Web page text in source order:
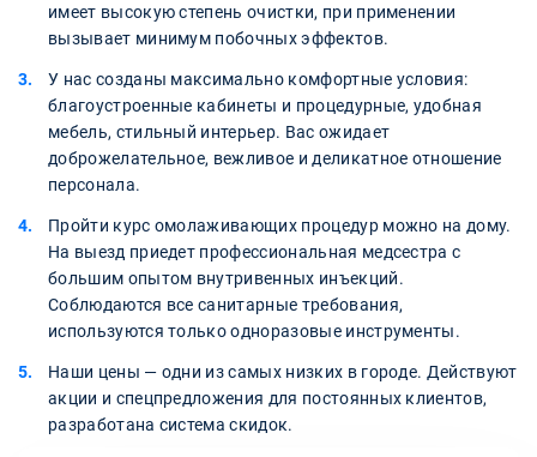
имеет высокую степень очистки, при применении
вызывает минимум побочных эффектов.
У нас созданы максимально комфортные условия:
благоустроенные кабинеты и процедурные, удобная
мебель, стильный интерьер. Вас ожидает
доброжелательное, вежливое и деликатное отношение
персонала.
Пройти курс омолаживающих процедур можно на дому.
На выезд приедет профессиональная медсестра с
большим опытом внутривенных инъекций.
Соблюдаются все санитарные требования,
используются только одноразовые инструменты.
Наши цены — одни из самых низких в городе. Действуют
акции и спецпредложения для постоянных клиентов,
разработана система скидок.